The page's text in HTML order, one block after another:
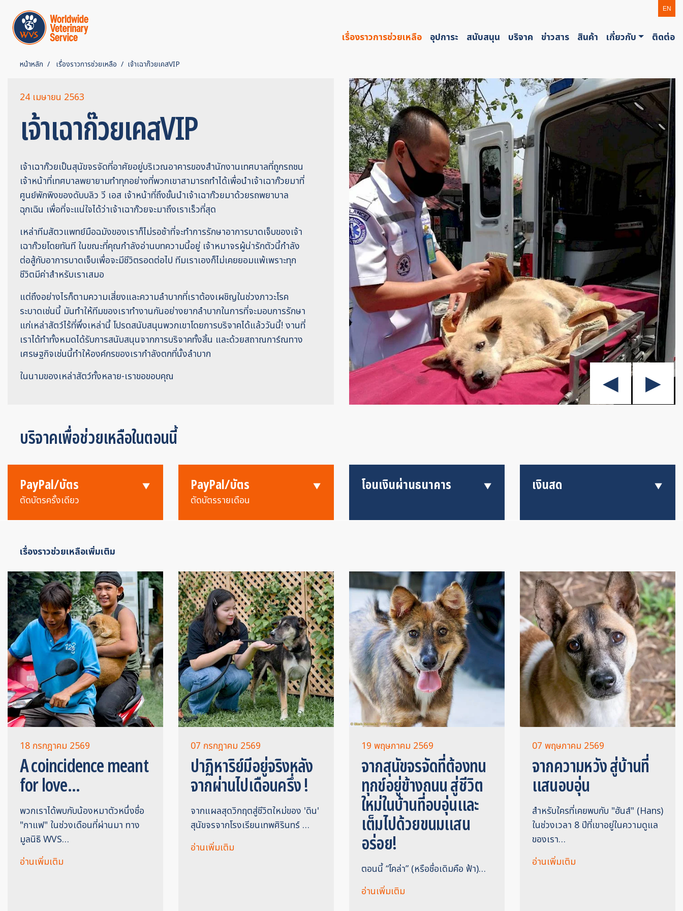
EN
เรื่องราวการช่วยเหลือ อุปการะ สนับสนุน บริจาค ข่าวสาร สินค้า เกี่ยวกับ ติดต่อ
หน้าหลัก เรื่องราวการช่วยเหลือ เจ้าเฉาก๊วยเคสVIP
24 เมษายน 2563
เจ้าเฉาก๊วยเคสVIP
เจ้าเฉาก๊วยเป็นสุนัขจรจัดที่อาศัยอยู่บริเวณอาคารของสำนักงานเทศบาลที่ถูกรถชน
เจ้าหน้าที่เทศบาลพยายามทำทุกอย่างที่พวกเขาสามารถทำได้เพื่อนำเจ้าเฉาก๊วยมาที่
ศูนย์พักพิงของดับบลิว วี เอส เจ้าหน้าที่ถึงขั้นนำเจ้าเฉาก๊วยมาด้วยรถพยาบาล
ฉุกเฉิน เพื่อที่จะแน่ใจได้ว่าเจ้าเฉาก๊วยจะมาถึงเราเร็วที่สุด
เหล่าทีมสัตวแพทย์มือฉมังของเราก็ไม่รอช้าที่จะทำการรักษาอาการบาดเจ็บของเจ้า
เฉาก๊วยโดยทันที ในขณะที่คุณกำลังอ่านบทความนี้อยู่ เจ้าหมาจรผู้น่ารักตัวนี้กำลัง
ต่อสู้กับอาการบาดเจ็บเพื่อจะมีชีวิตรอดต่อไป ทีมเราเองก็ไม่เคยยอมแพ้เพราะทุก
ชีวิตมีค่าสำหรับเราเสมอ
แต่ถึงอย่างไรก็ตามความเสี่ยงและความลำบากที่เราต้องเผชิญในช่วงภาวะโรค
ระบาดเช่นนี้ มันทำให้ทีมของเราทำงานกันอย่างยากลำบากในการที่จะมอบการรักษา
แก่เหล่าสัตว์ไร้ที่พึ่งเหล่านี้ โปรดสนับสนุนพวกเขาโดยการบริจาคได้แล้ววันนี้! งานที่
เราได้ทำทั้งหมดได้รับการสนับสนุนจากการบริจาคทั้งสิ้น และด้วยสถาณการ์ณทาง
เศรษฐกิจเช่นนี้ทำให้องค์กรของเรากำลังตกที่นั้งลำบาก
ในนามของเหล่าสัตว์ทั้งหลาย-เราขอขอบคุณ
บริจาคเพื่อช่วยเหลือในตอนนี้
PayPal/บัตร
ตัดบัตรครั้งเดียว
PayPal/บัตร
ตัดบัตรรายเดือน
โอนเงินผ่านธนาคาร เงินสด
เรื่องราวช่วยเหลือเพิ่มเติม
18 กรกฎาคม 2569
A coincidence meant
for love...
พวกเราได้พบกับน้องหมาตัวหนึ่งชื่อ
"กาแฟ" ในช่วงเดือนที่ผ่านมา ทาง
มูลนิธิ WVS…
อ่านเพิ่มเติม
07 กรกฎาคม 2569
ปาฏิหาริย์มีอยู่จริงหลัง
จากผ่านไปเดือนครึ่ง !
จากแผลสุดวิกฤตสู่ชีวิตใหม่ของ 'ดิน'
สุนัขจรจากโรงเรียนเทพศิรินทร์ …
อ่านเพิ่มเติม
19 พฤษภาคม 2569
จากสุนัขจรจัดที่ต้องทน
ทุกข์อยู่ข้างถนน สู่ชีวิต
ใหม่ในบ้านที่อบอุ่นและ
เต็มไปด้วยขนมแสน
อร่อย!
ตอนนี้ “โคล่า” (หรือชื่อเดิมคือ ฟ้า)…
อ่านเพิ่มเติม
07 พฤษภาคม 2569
จากความหวัง สู่บ้านที่
แสนอบอุ่น
สำหรับใครที่เคยพบกับ "ฮันส์" (Hans)
ในช่วงเวลา 8 ปีที่เขาอยู่ในความดูแล
ของเรา…
อ่านเพิ่มเติม